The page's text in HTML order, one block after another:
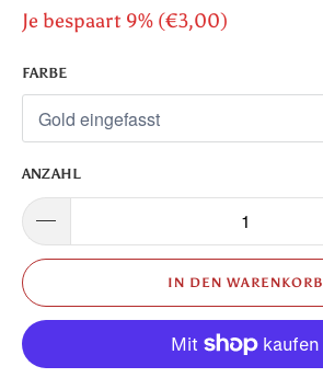
Je bespaart 9% (€3,00)
FARBE
ANZAHL
IN DEN WARENKORB